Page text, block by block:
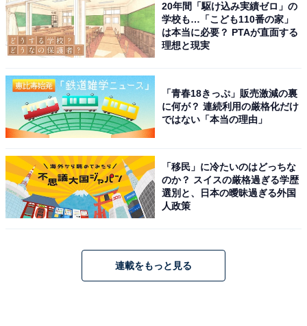
20年間「駆け込み実績ゼロ」の
学校も…「こども110番の家」
は本当に必要？ PTAが直面する
理想と現実
「青春18きっぷ」販売激減の裏
に何が？ 連続利用の厳格化だけ
ではない「本当の理由」
「移民」に冷たいのはどっちな
のか？ スイスの厳格過ぎる学歴
選別と、日本の曖昧過ぎる外国
人政策
連載をもっと見る